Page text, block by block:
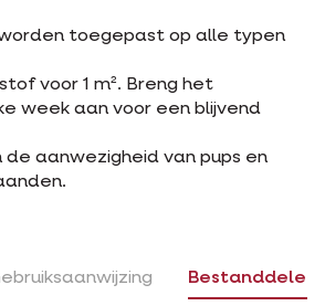
toegepast op alle typen
voor 1 m². Breng het
week aan voor een blijvend
de aanwezigheid van pups en
Bestanddelen